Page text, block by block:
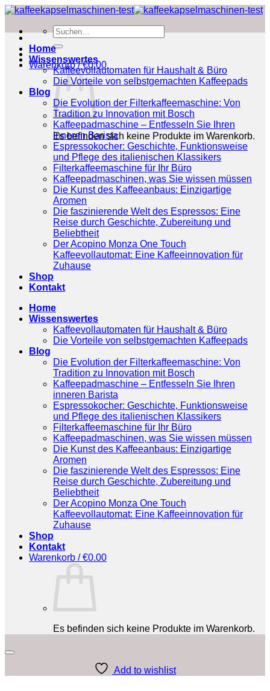
Zum
springen
Suchen
nach:
Warenkorb /€0.00
Es befinden sich keine Produkte im Warenkorb.
Home
Wissenswertes
Kaffeevollautomaten für Haushalt & Büro
Die Vorteile von selbstgemachten Kaffeepads
Blog
Die Evolution der Filterkaffeemaschine: Von
Tradition zu Innovation mit Bosch
Kaffeepadmaschine – Entfesseln Sie Ihren
inneren Barista
Espressokocher: Geschichte, Funktionsweise
und Pflege des italienischen Klassikers
Filterkaffeemaschine für Ihr Büro
Kaffeepadmaschinen, was Sie wissen müssen
Die Kunst des Kaffeeanbaus: Einzigartige
Aromen
Die faszinierende Welt des Espressos: Eine
Reise durch Geschichte, Zubereitung und
Beliebtheit
Der Acopino Monza One Touch
Kaffeevollautomat: Eine Kaffeeinnovation für
Zuhause
Shop
Kontakt
Home
Wissenswertes
Kaffeevollautomaten für Haushalt & Büro
Die Vorteile von selbstgemachten Kaffeepads
Blog
Die Evolution der Filterkaffeemaschine: Von
Tradition zu Innovation mit Bosch
Kaffeepadmaschine – Entfesseln Sie Ihren
inneren Barista
Espressokocher: Geschichte, Funktionsweise
und Pflege des italienischen Klassikers
Filterkaffeemaschine für Ihr Büro
Kaffeepadmaschinen, was Sie wissen müssen
Die Kunst des Kaffeeanbaus: Einzigartige
Aromen
Die faszinierende Welt des Espressos: Eine
Reise durch Geschichte, Zubereitung und
Beliebtheit
Der Acopino Monza One Touch
Kaffeevollautomat: Eine Kaffeeinnovation für
Zuhause
Shop
Kontakt
Warenkorb /€0.00
Es befinden sich keine Produkte im Warenkorb.
Add to wishlist